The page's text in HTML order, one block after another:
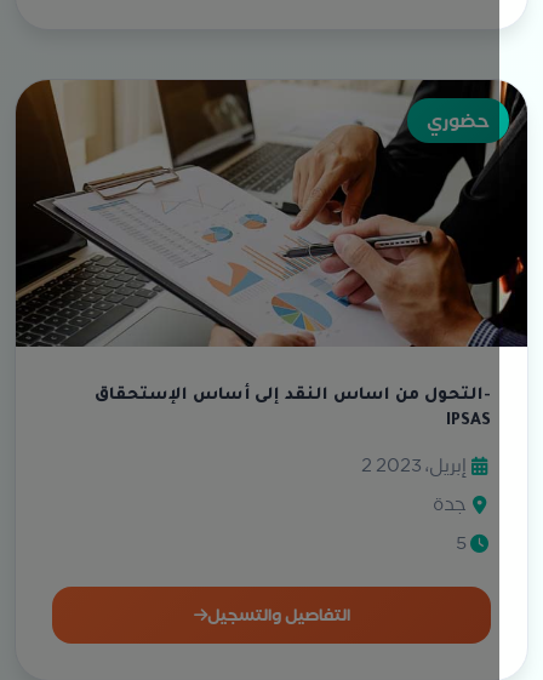
حضوري
التحول من اساس النقد إلى أساس الإستحقاق-
2 إبريل، 2023
جدة
التفاصيل والتسجيل